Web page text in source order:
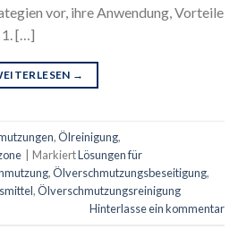
vor, ihre Anwendung, Vorteile
1. […]
→
,Ölreinigung,
MarkiertLösungen für
,Ölverschmutzungsbeseitigung,
,Ölverschmutzungsreinigung
Hinterlasse ein kommentar